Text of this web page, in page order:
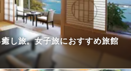
し旅。女子旅におすすめ旅館